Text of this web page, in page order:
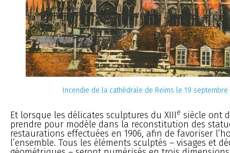
Incendie de la cathédrale de Reims le 19 septembre
Et lorsque les délicates sculptures du XIIIe siècle ont
prendre pour modèle dans la reconstitution des
restaurations effectuées en 1906, afin de favoriser
l’ensemble. Tous les éléments sculptés – visages et